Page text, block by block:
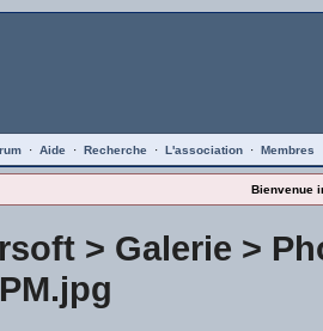
· Aide · Recherche · L'association · Membres
Bienvenue
> Galerie >